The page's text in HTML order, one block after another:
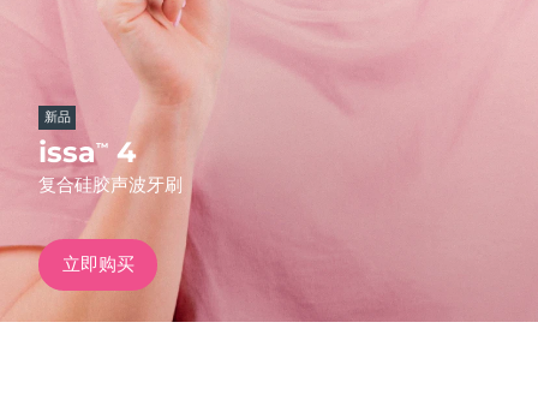
新品
issa™ 4
复合硅胶声波牙刷
立即购买
热门产品
特别优惠
红光疗法
西班牙 预计送达日期
澳大利亚
法国
德国
加拿大